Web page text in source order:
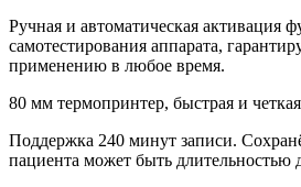
Ручная и автоматическая активация
самотестирования аппарата,
применению в любое время.
80 мм термопринтер, быстрая и
Поддержка 240 минут записи.
пациента может быть длительностью